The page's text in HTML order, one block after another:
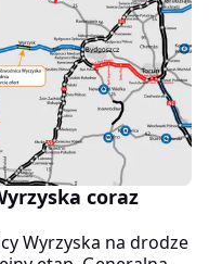
coraz
Wyrzyska na drodze